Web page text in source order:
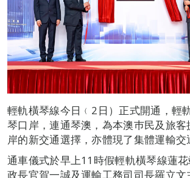
輕軌橫琴線今日﹙2日）正式開通，輕
琴口岸，連通琴澳，為本澳巿民及旅客
岸的新交通選擇，亦體現了集體運輸交
通車儀式於早上11時假輕軌橫琴線蓮
政長官賀一誠及運輸工務司司長羅立文